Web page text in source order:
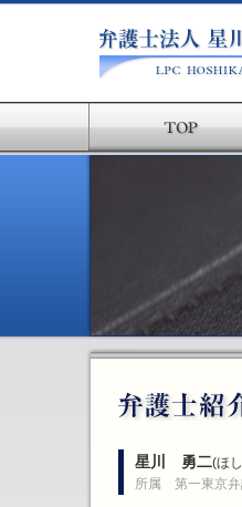
星川 勇二(ほ
所属 第一東京弁